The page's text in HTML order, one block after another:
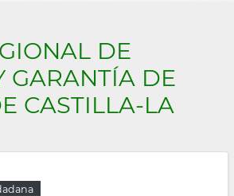
DE
GARANTÍA DE
CASTILLA-LA